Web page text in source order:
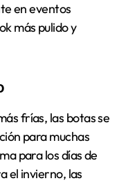
en eventos
más pulido y
frías, las botas se
para muchas
para los días de
el invierno, las